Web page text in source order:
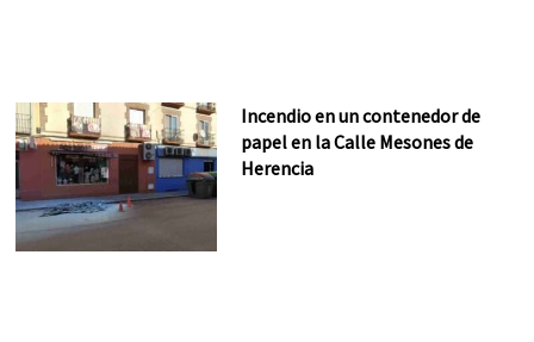
Incendio en un contenedor de
papel en la Calle Mesones de
Herencia